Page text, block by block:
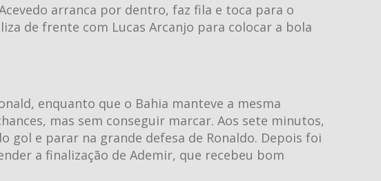
arranca por dentro, faz fila e toca para o
de frente com Lucas Arcanjo para colocar a bola
enquanto que o Bahia manteve a mesma
mas sem conseguir marcar. Aos sete minutos,
gol e parar na grande defesa de Ronaldo. Depois foi
a finalização de Ademir, que recebeu bom